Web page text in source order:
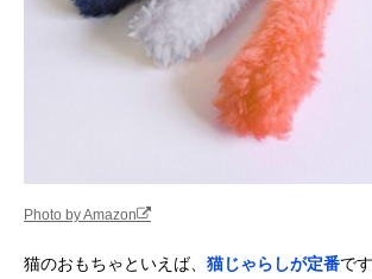
Photo by Amazon
猫のおもちゃといえば、 猫じゃらしが定番で